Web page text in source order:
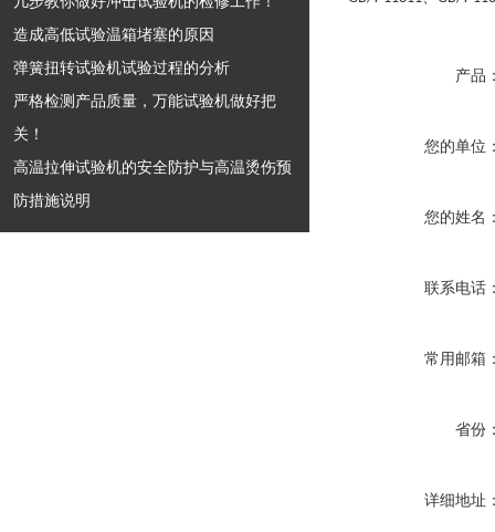
造成高低试验温箱堵塞的原因
弹簧扭转试验机试验过程的分析
严格检测产品质量，万能试验机做好把
关！
高温拉伸试验机的安全防护与高温烫伤预
防措施说明
产品
您的单位
您的姓名
联系电话
常用邮箱
省份
详细地址